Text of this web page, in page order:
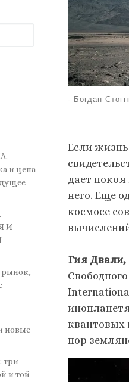
- Богдан
Если
дает
него. Еще
космосе
Гия Двали,
квантовых
пор
и цена
И
рынок,
новые
три
и той